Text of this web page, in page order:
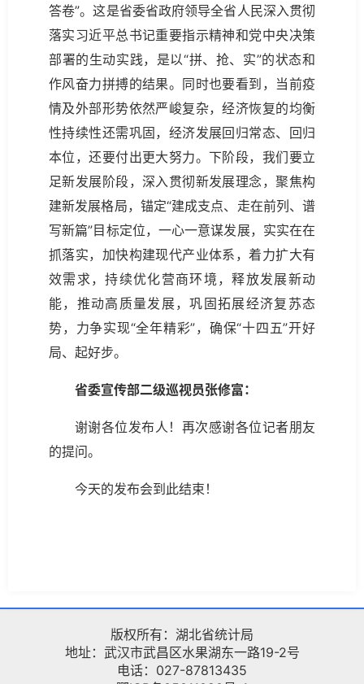
答卷”。这是省委省政府领导全省人民深入贯彻
落实习近平总书记重要指示精神和党中央决策
部署的生动实践，是以“拼、抢、实”的状态和
作风奋力拼搏的结果。同时也要看到，当前疫
情及外部形势依然严峻复杂，经济恢复的均衡
性持续性还需巩固，经济发展回归常态、回归
本位，还要付出更大努力。下阶段，我们要立
足新发展阶段，深入贯彻新发展理念，聚焦构
建新发展格局，锚定“建成支点、走在前列、谱
写新篇”目标定位，一心一意谋发展，实实在在
抓落实，加快构建现代产业体系，着力扩大有
效需求，持续优化营商环境，释放发展新动
能，推动高质量发展，巩固拓展经济复苏态
势，力争实现“全年精彩”，确保“十四五”开好
局、起好步。
省委宣传部二级巡视员张修富：
谢谢各位发布人！再次感谢各位记者朋友
的提问。
今天的发布会到此结束！
版权所有：湖北省统计局
地址：武汉市武昌区水果湖东一路19-2号
电话：027-87813435